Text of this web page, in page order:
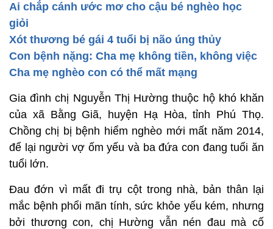
Ai chắp cánh ước mơ cho cậu bé nghèo học
giỏi
Xót thương bé gái 4 tuổi bị não úng thủy
Con bệnh nặng: Cha mẹ không tiền, không việc
Cha mẹ nghèo con có thể mất mạng
Gia đình chị Nguyễn Thị Hường thuộc hộ khó khăn
của xã Bằng Giã, huyện Hạ Hòa, tỉnh Phú Thọ.
Chồng chị bị bệnh hiểm nghèo mới mất năm 2014,
để lại người vợ ốm yếu và ba đứa con đang tuổi ăn
tuổi lớn.
Đau đớn vì mất đi trụ cột trong nhà, bản thân lại
mắc bệnh phổi mãn tính, sức khỏe yếu kém, nhưng
bởi thương con, chị Hường vẫn nén đau mà cố